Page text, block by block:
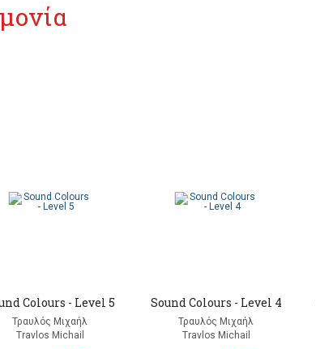
Colours - Level 5
Τραυλός Μιχαήλ
Travlos Michail
Sound Colours - Level 4
Τραυλός Μιχαήλ
Travlos Michail